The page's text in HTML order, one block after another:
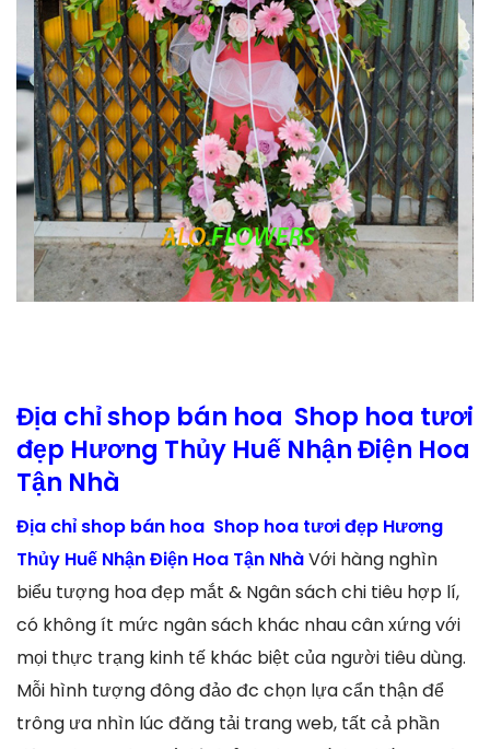
Địa chỉ shop bán hoa Shop hoa tươi
đẹp Hương Thủy Huế Nhận Điện Hoa
Tận Nhà
Địa chỉ shop bán hoa Shop hoa tươi đẹp Hương
Thủy Huế Nhận Điện Hoa Tận NhàVới hàng nghìn
biểu tượng hoa đẹp mắt & Ngân sách chi tiêu hợp lí,
có không ít mức ngân sách khác nhau cân xứng với
mọi thực trạng kinh tế khác biệt của người tiêu dùng.
Mỗi hình tượng đông đảo đc chọn lựa cẩn thận để
trông ưa nhìn lúc đăng tải trang web, tất cả phần